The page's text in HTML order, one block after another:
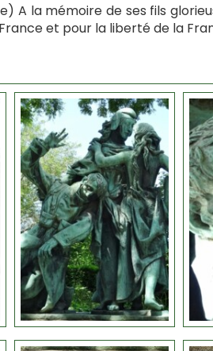
A la mémoire de ses fils
et pour la liberté de la